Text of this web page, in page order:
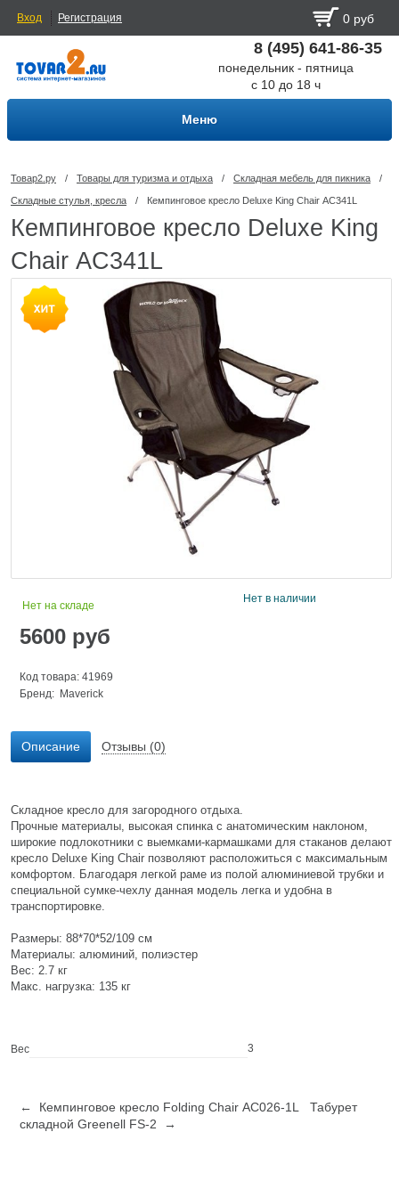
Вход Регистрация 0 руб
8 (495) 641-86-35
понедельник - пятница
с 10 до 18 ч
Меню
Товар2.ру / Товары для туризма и отдыха / Складная мебель для пикника /
Складные стулья, кресла / Кемпинговое кресло Deluxe King Chair АC341L
Кемпинговое кресло Deluxe King
Chair АC341L
Нет на складе
5600 руб
Код товара: 41969
Бренд: Maverick
Нет в наличии
Описание Отзывы (0)
Складное кресло для загородного отдыха.
Прочные материалы, высокая спинка с анатомическим наклоном,
широкие подлокотники с выемками-кармашками для стаканов делают
кресло Deluxe King Chair позволяют расположиться с максимальным
комфортом. Благодаря легкой раме из полой алюминиевой трубки и
специальной сумке-чехлу данная модель легка и удобна в
транспортировке.
Размеры: 88*70*52/109 см
Материалы: алюминий, полиэстер
Вес: 2.7 кг
Макс. нагрузка: 135 кг
Вес 3
← Кемпинговое кресло Folding Chair АС026-1L
Табурет
складной Greenell FS-2 →